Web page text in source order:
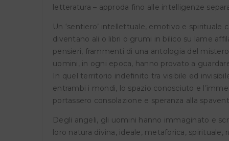
letteratura – approda fino alle intelligenze
Un ‘sentiero’ intellettuale, emotivo e
diventano ali o libri o grumi in bilico su lame
pensieri, frammenti di una antologia del
uomini, in ogni epoca, hanno provato a
In quel territorio indefinito tra visibile ed
entrambi i mondi, lo spazio conosciuto e
portassero consolazione e speranza alla
Degli angeli, gli uomini hanno immaginato e
loro natura divina, ideale, metaforica,